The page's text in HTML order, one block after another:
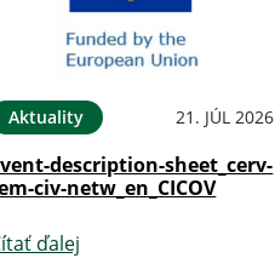
Aktuality 21. JÚL 2026
description-sheet_cerv-
civ-netw_en_CICOV
ďalej